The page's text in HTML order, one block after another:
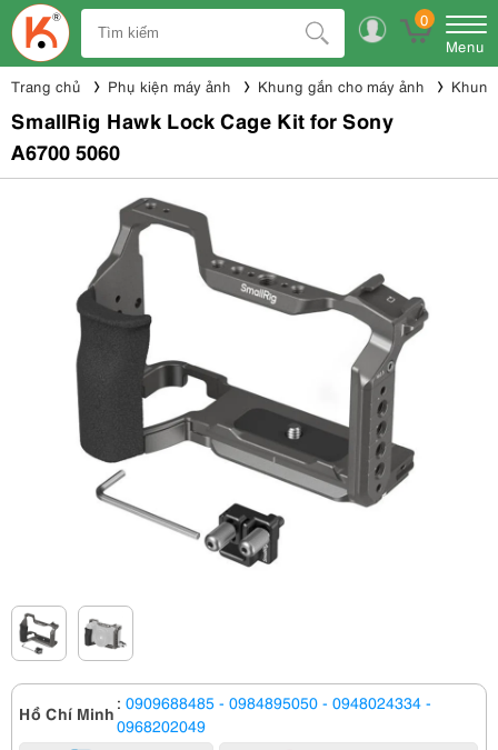
0
Menu
Trang chủ Phụ kiện máy ảnh Khung gắn cho máy ảnh
SmallRig Hawk Lock Cage Kit for Sony
A6700 5060
Hồ Chí Minh : 0909688485 - 0984895050 - 0948024334 -
0968202049